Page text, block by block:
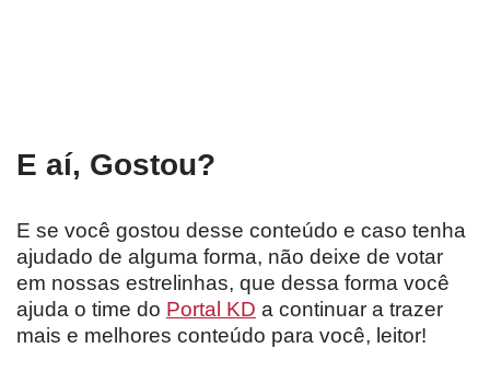
E aí, Gostou?
E se você gostou desse conteúdo e caso tenha
ajudado de alguma forma, não deixe de votar
em nossas estrelinhas, que dessa forma você
ajuda o time do Portal KD a continuar a trazer
mais e melhores conteúdo para você, leitor!